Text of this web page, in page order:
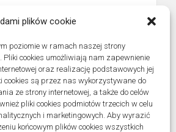
plików cookie
poziomie w ramach naszej strony
cookies umożliwiają nam zapewnienie
oraz realizację podstawowych jej
cookies są przez nas wykorzystywane do
ze strony internetowej, a także do celów
pliki cookies podmiotów trzecich w celu
i marketingowych. Aby wyrazić
końcowym plików cookies wszystkich